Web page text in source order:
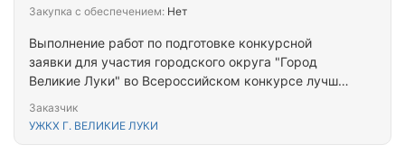
Выполнение работ по подготовке конкурсной
заявки для участия городского округа "Город
Великие Луки" во Всероссийском конкурсе лучших
категории "Малые города и опорные населенные
Заказчик
УЖКХ Г. ВЕЛИКИЕ ЛУКИ
Закупка с обеспечением: Нет